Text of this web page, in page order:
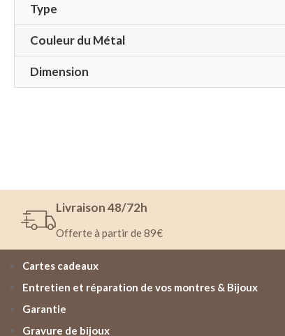
Type
Couleur du Métal
Dimension
Livraison 48/72h
Offerte à partir de 89€
Cartes cadeaux
Entretien et réparation de vos montres & Bijoux
Garantie
Gravure de bijoux